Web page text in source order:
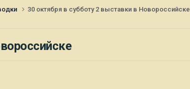
30 октября в субботу 2 выставки в Новороссийске